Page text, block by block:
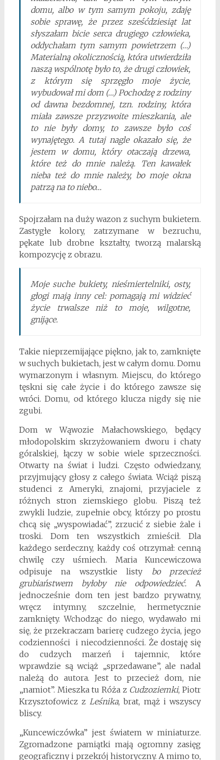
domu, albo w tym samym pokoju, zdaję
sobie sprawę, że przez sześćdziesiąt lat
słyszałam bicie serca drugiego człowieka,
oddychałam tym samym powietrzem (…)
Materialną okolicznością, która utwierdziła
naszą wspólnotę było to, że drugi człowiek,
z którym się sprzęgło moje życie,
wybudował mi dom (…) Pochodzę z rodziny
od dawna bezdomnej, tzn. rodziny, która
miała zawsze przyzwoite mieszkania, ale
to nie były domy, to zawsze było coś
wynajętego. A tutaj nagle okazało się, że
jestem w domu, który otaczają drzewa,
które też do mnie należą. Ten kawałek
nieba też do mnie należy, bo moje okna
patrzą na to niebo…
Spojrzałam na duży wazon z suchym bukietem.
Zastygłe kolory, zatrzymane w bezruchu,
pękate lub drobne kształty, tworzą malarską
kompozycję z obrazu.
Moje suche bukiety, nieśmiertelniki, osty,
głogi mają inny cel: pomagają mi widzieć
życie trwalsze niż to moje, wilgotne,
gnijące.
Takie nieprzemijające piękno, jak to, zamknięte
w suchych bukietach, jest w całym domu. Domu
wymarzonym i własnym. Miejscu, do którego
tęskni się całe życie i do którego zawsze się
wróci. Domu, od którego klucza nigdy się nie
zgubi.
Dom w Wąwozie Małachowskiego, będący
młodopolskim skrzyżowaniem dworu i chaty
góralskiej, łączy w sobie wiele sprzeczności.
Otwarty na świat i ludzi. Często odwiedzany,
przyjmujący głosy z całego świata. Wciąż piszą
studenci z Ameryki, znajomi, przyjaciele z
różnych stron ziemskiego globu. Piszą też
zwykli ludzie, zupełnie obcy, którzy po prostu
chcą się „wyspowiadać”, zrzucić z siebie żale i
troski. Dom ten wszystkich zmieścił. Dla
każdego serdeczny, każdy coś otrzymał: cenną
chwilę czy uśmiech. Maria Kuncewiczowa
odpisuje na wszystkie listy bo przecież
grubiaństwem byłoby nie odpowiedzieć. A
jednocześnie dom ten jest bardzo prywatny,
wręcz intymny, szczelnie, hermetycznie
zamknięty. Wchodząc do niego, wydawało mi
się, że przekraczam barierę cudzego życia, jego
codzienności i niecodzienności. Że dostaję się
do cudzych marzeń i tajemnic, które
wprawdzie są wciąż „sprzedawane”, ale nadal
należą do autora. Jest to przecież dom, nie
„namiot”. Mieszka tu Róża z Cudzoziemki, Piotr
Krzysztofowicz zLeśnika, brat, mąż i wszyscy
bliscy.
„Kuncewiczówka” jest światem w miniaturze.
Zgromadzone pamiątki mają ogromny zasięg
geograficzny i przekrój historyczny. A mimo to,